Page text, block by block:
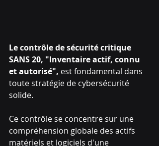
Le contrôle de sécurité critique
SANS 20, "Inventaire actif, connu
et autorisé", est fondamental dans
toute stratégie de cybersécurité
solide.
Ce contrôle se concentre sur une
compréhension globale des actifs
matériels et logiciels d'une